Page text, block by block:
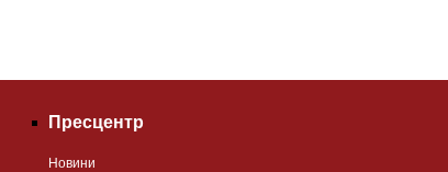
Пресцентр
Новини